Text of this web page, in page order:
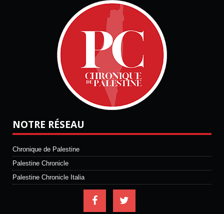
NOTRE RÉSEAU
Chronique de Palestine
Palestine Chronicle
Palestine Chronicle Italia